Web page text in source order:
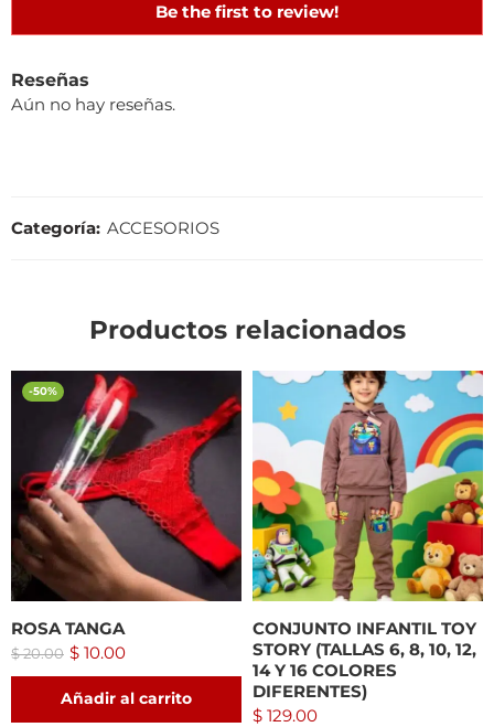
Be the first to review!
Reseñas
Aún no hay reseñas.
Categoría: ACCESORIOS
Productos relacionados
-50%
ROSA TANGA
$20.00 $ 10.00
Añadir al carrito
CONJUNTO INFANTIL TOY
STORY (TALLAS 6, 8, 10, 12,
14 Y 16 COLORES
DIFERENTES)
$ 129.00